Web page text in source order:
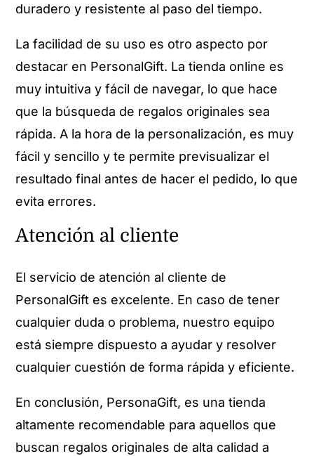
duradero y resistente al paso del tiempo.
La facilidad de su uso es otro aspecto por
destacar en PersonalGift. La tienda online es
muy intuitiva y fácil de navegar, lo que hace
que la búsqueda de regalos originales sea
rápida. A la hora de la personalización, es muy
fácil y sencillo y te permite previsualizar el
resultado final antes de hacer el pedido, lo que
evita errores.
Atención al cliente
El servicio de atención al cliente de
PersonalGift es excelente. En caso de tener
cualquier duda o problema, nuestro equipo
está siempre dispuesto a ayudar y resolver
cualquier cuestión de forma rápida y eficiente.
En conclusión, PersonaGift, es una tienda
altamente recomendable para aquellos que
buscan regalos originales de alta calidad a